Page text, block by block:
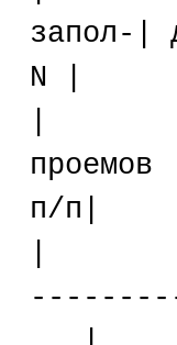
запол-|